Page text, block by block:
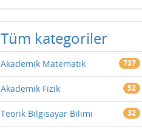
Tüm kategoriler
Akademik Matematik 737
Akademik Fizik 52
Teorik Bilgisayar Bilimi 32